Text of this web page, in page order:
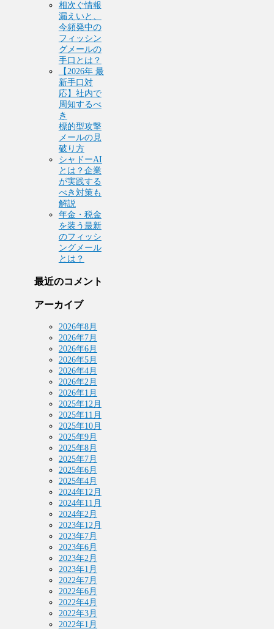
相次ぐ情報
漏えいと、
今頻発中の
フィッシン
グメールの
手口とは？
【2026年 最
新手口対
応】社内で
周知するべ
き
標的型攻撃
メールの見
破り方
シャドーAI
とは？企業
が実践する
べき対策も
解説
年金・税金
を装う最新
のフィッシ
ングメール
とは？
最近のコメント
アーカイブ
2026年8月
2026年7月
2026年6月
2026年5月
2026年4月
2026年2月
2026年1月
2025年12月
2025年11月
2025年10月
2025年9月
2025年8月
2025年7月
2025年6月
2025年4月
2024年12月
2024年11月
2024年2月
2023年12月
2023年7月
2023年6月
2023年2月
2023年1月
2022年7月
2022年6月
2022年4月
2022年3月
2022年1月